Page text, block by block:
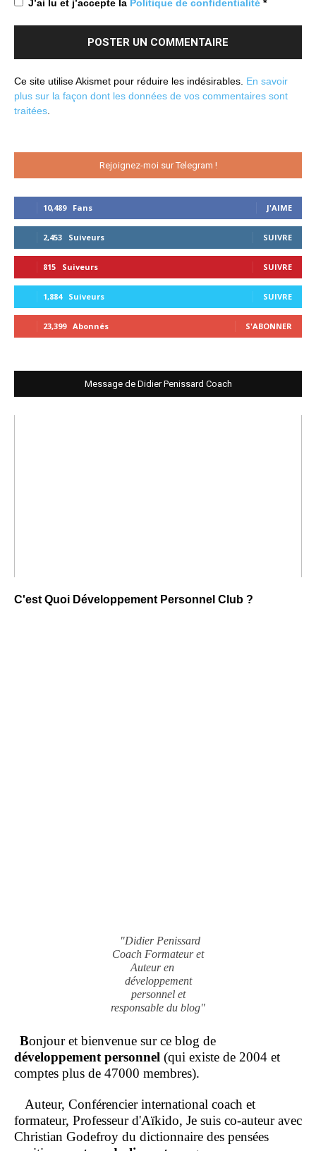
J’ai lu et j’accepte la Politique de confidentialité *
Ce site utilise Akismet pour réduire les indésirables. En savoir
plus sur la façon dont les données de vos commentaires sont
traitées
Rejoignez-moi sur Telegram !
10,489 Fans J'AIME
2,453 Suiveurs SUIVRE
815 Suiveurs SUIVRE
1,884 Suiveurs SUIVRE
23,399 Abonnés S'ABONNER
Message de Didier Penissard Coach
C'est Quoi Développement Personnel Club ?
"Didier Penissard
Coach Formateur et
Auteur en
développement
personnel et
responsable du blog"
Bonjour et bienvenue sur ce blog de
développement personnel (qui existe de 2004 et
comptes plus de 47000 membres).
Auteur, Conférencier international coach et
formateur, Professeur d'Aïkido, Je suis co-auteur avec
Christian Godefroy du dictionnaire des pensées